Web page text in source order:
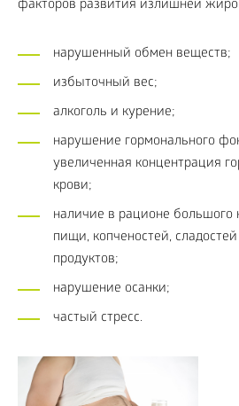
факторов развития излишней
нарушенный обмен веществ;
избыточный вес;
алкоголь и курение;
нарушение гормонального
увеличенная концентрация
крови;
наличие в рационе большого
пищи, копченостей,
продуктов;
нарушение осанки;
частый стресс.